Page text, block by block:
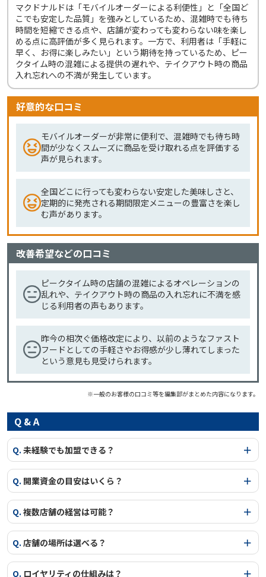
マクドナルドは「モバイルオーダーによる利便性」と「全国ど
こでも安定した品質」を強みとしているため、混雑時でも待ち
時間を短縮できる点や、店舗が変わっても変わらない味を楽し
める点に高評価が多く見られます。一方で、利用者は「手軽に
早く、お得に楽しみたい」という期待を持っているため、ピー
クタイム時の混雑による提供の遅れや、テイクアウト時の商品
入れ忘れへの不満が発生しています。
好意的な口コミ
モバイルオーダーが非常に便利で、混雑時でも待ち時
間が少なくスムーズに商品を受け取れる点を評価する
声が見られます。
全国どこに行っても変わらない安定した美味しさと、
定期的に発売される期間限定メニューの豊富さを楽し
む声があります。
改善希望などの口コミ
ピークタイム時の店舗の混雑によるオペレーションの
乱れや、テイクアウト時の商品の入れ忘れに不満を感
じる利用者の声もあります。
昨今の相次ぐ価格改定により、以前のようなファスト
フードとしての手軽さやお得感が少し薄れてしまった
という意見も見受けられます。
※一般のお客様の口コミ等を編集部がまとめた内容になります。
Q & A
Q. 未経験でも加盟できる？
Q. 開業資金の目安はいくら？
Q. 複数店舗の経営は可能？
Q. 店舗の場所は選べる？
Q. ロイヤリティの仕組みは？